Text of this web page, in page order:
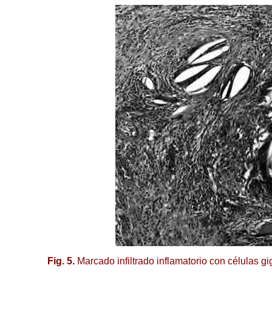
Fig. 5.Marcado infiltrado inflamatorio con células